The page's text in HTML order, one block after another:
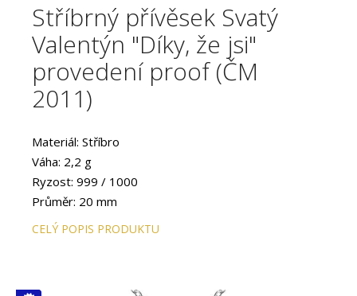
Stříbrný přívěsek Svatý
Valentýn "Díky, že jsi"
provedení proof (ČM
2011)
Materiál: Stříbro
Váha: 2,2 g
Ryzost: 999 / 1000
Průměr: 20 mm
Provedení: PROOF
CELÝ POPIS PRODUKTU